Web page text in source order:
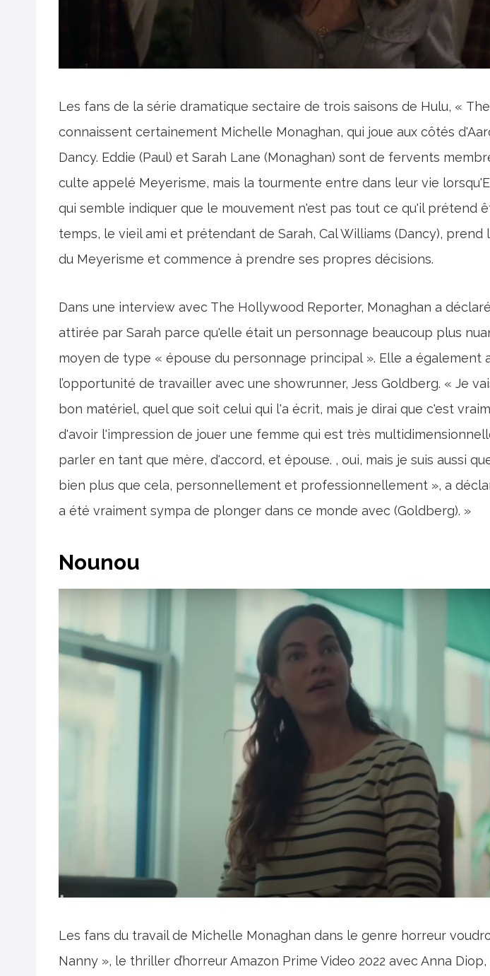
Les fans de la série dramatique sectaire de trois saisons de Hulu, «
connaissent certainement Michelle Monaghan, qui joue aux côtés
Dancy. Eddie (Paul) et Sarah Lane (Monaghan) sont de fervents
culte appelé Meyerisme, mais la tourmente entre dans leur vie
qui semble indiquer que le mouvement n'est pas tout ce qu'il prétend
temps, le vieil ami et prétendant de Sarah, Cal Williams (Dancy),
du Meyerisme et commence à prendre ses propres décisions.
Dans une interview avec The Hollywood Reporter, Monaghan a
attirée par Sarah parce qu'elle était un personnage beaucoup plus
moyen de type « épouse du personnage principal ». Elle a également
l’opportunité de travailler avec une showrunner, Jess Goldberg. « Je
bon matériel, quel que soit celui qui l'a écrit, mais je dirai que c'est
d'avoir l'impression de jouer une femme qui est très
parler en tant que mère, d'accord, et épouse. , oui, mais je suis aussi
bien plus que cela, personnellement et professionnellement », a
a été vraiment sympa de plonger dans ce monde avec (Goldberg). »
Nounou
Les fans du travail de Michelle Monaghan dans le genre horreur
Nanny », le thriller d’horreur Amazon Prime Video 2022 avec Anna